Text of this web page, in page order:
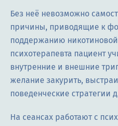
Без неё невозможно
причины, приводящие к
поддержанию
психотерапевта пациент
внутренние и внешние
желание закурить,
поведенческие стратегии
На сеансах работают с